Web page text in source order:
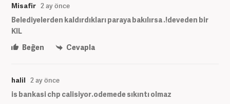
Misafir 2 ay önce
Belediyelerden kaldırdıkları paraya bakılırsa .!deveden bir
KIL
Beğen
Cevapla
halil 2 ay önce
is bankasi chp calisiyor.odemede sıkıntı olmaz